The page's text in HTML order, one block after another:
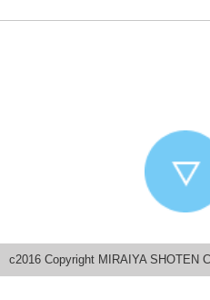
c2016 Copyright MIRAIYA SHOTEN